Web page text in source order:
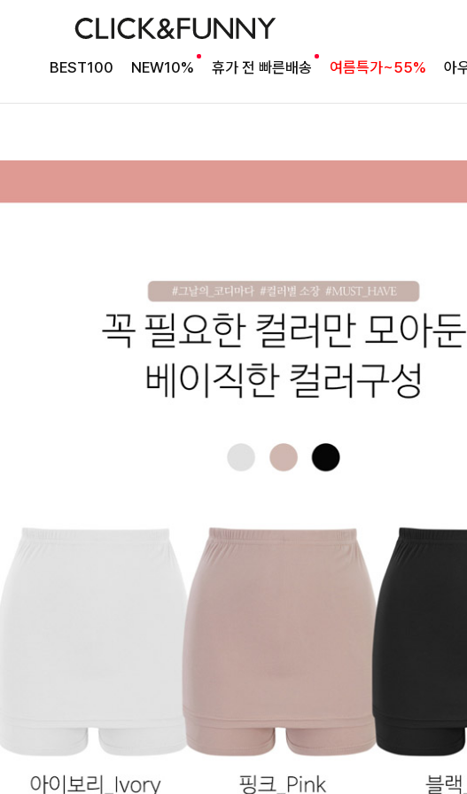
BEST100 NEW10% 휴가 전 빠른배송 여름특가~55% 아